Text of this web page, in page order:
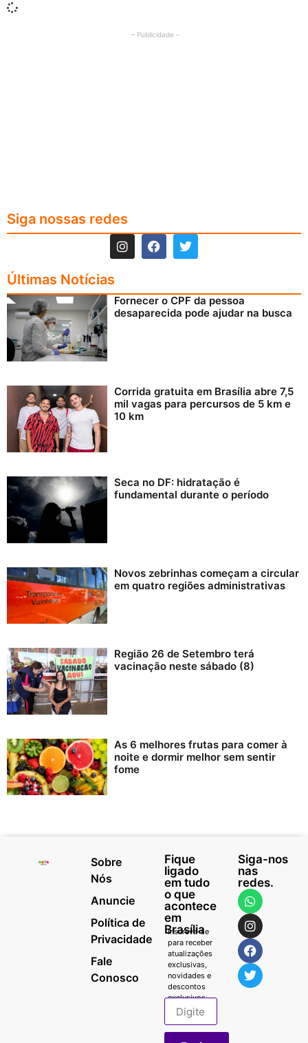
– Publicidade –
Siga nossas redes
Últimas Notícias
Fornecer o CPF da pessoa
desaparecida pode ajudar na busca
Corrida gratuita em Brasília abre 7,5
mil vagas para percursos de 5 km e
10 km
Seca no DF: hidratação é
fundamental durante o período
Novos zebrinhas começam a circular
em quatro regiões administrativas
Região 26 de Setembro terá
vacinação neste sábado (8)
As 6 melhores frutas para comer à
noite e dormir melhor sem sentir
fome
Sobre
Nós
Anuncie
Política de
Privacidade
Fale
Conosco
Fique
ligado
em tudo
o que
acontece
em
Brasília
Inscreva-se
para receber
atualizações
exclusivas,
novidades e
descontos
exclusivos.
Siga-nos
nas
redes.